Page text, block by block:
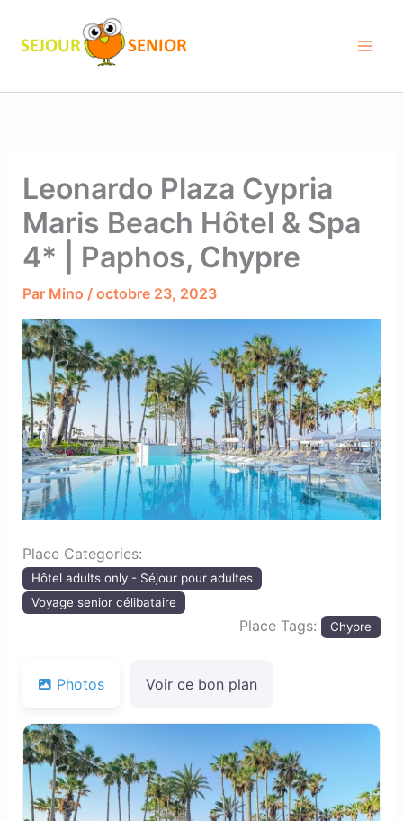
contenu
Leonardo Plaza Cypria
Maris Beach Hôtel & Spa
4* | Paphos, Chypre
Par Mino / octobre 23, 2023
Previous Next
Place Categories:
Hôtel adults only - Séjour pour adultes
Voyage senior célibataire
Place Tags: Chypre
Photos Voir ce bon plan